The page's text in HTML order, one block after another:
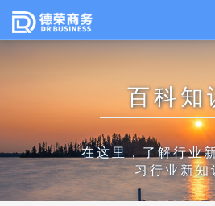
百科知
在这里，了解行业
习行业新知